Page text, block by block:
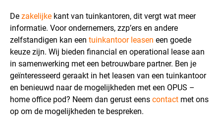
De zakelijke kant van tuinkantoren, dit vergt wat meer
informatie. Voor ondernemers, zzp’ers en andere
zelfstandigen kan een tuinkantoor leasen een goede
keuze zijn. Wij bieden financial en operational lease aan
in samenwerking met een betrouwbare partner. Ben je
geïnteresseerd geraakt in het leasen van een tuinkantoor
en benieuwd naar de mogelijkheden met een OPUS –
home office pod? Neem dan gerust eens contact met ons
op om de mogelijkheden te bespreken.